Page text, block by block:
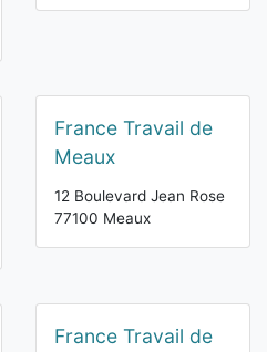
France Travail de
Meaux
12 Boulevard Jean Rose
77100 Meaux
France Travail de